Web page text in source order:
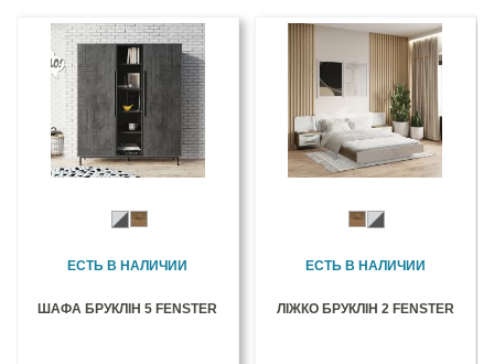
ЕСТЬ В НАЛИЧИИ
ШАФА БРУКЛІН 5 FENSTER
ЕСТЬ В НАЛИЧИИ
ЛІЖКО БРУКЛІН 2 FENSTER